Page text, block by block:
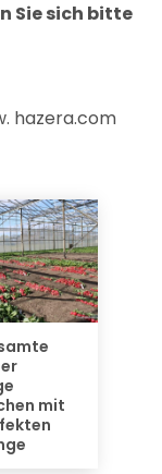
Sie sich bitte
hazera.com
mit